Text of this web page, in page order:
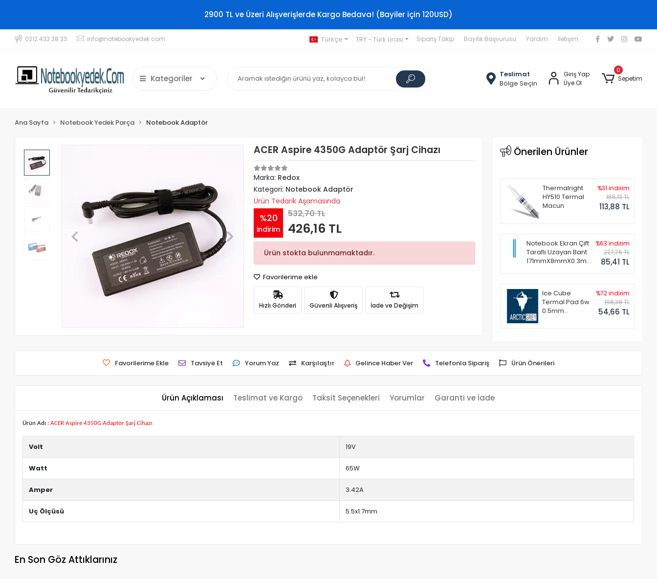
2900 TL ve Üzeri Alışverişlerde Kargo Bedava! (Bayiler için 120USD)
0212 433 38 33 info@notebookyedek.com Türkçe TRY - Türk Lirası Sipariş Takip Bayilik Başvurusu Yardım İletişim
Kategoriler
Teslimat
Bölge Seçin
Giriş Yap
Üye Ol
0
Sepetim
Ana Sayfa Notebook Yedek Parça Notebook Adaptör
ACER Aspire 4350G Adaptör Şarj Cihazı
Marka: Redox
Kategori: Notebook Adaptör
Ürün Tedarik Aşamasında
%20
indirim
532,70 TL
426,16 TL
Ürün stokta bulunmamaktadır.
Favorilerime ekle
Hızlı Gönderi Güvenli Alışveriş İade ve Değişim
Önerilen Ürünler
Thermalright
HY510 Termal
Macun
%31 indirim
165,13 TL
113,88 TL
Notebook Ekran Çift
Taraflı Uzayan Bant
171mmX8mmX0.3mm
%63 indirim
227,76 TL
85,41 TL
Ice Cube
Termal Pad 6w
0.5mm
%72 indirim
198,38 TL
54,66 TL
Favorilerime Ekle Tavsiye Et Yorum Yaz Karşılaştır Gelince Haber Ver Telefonla Sipariş Ürün Önerileri
Ürün Açıklaması Teslimat ve Kargo Taksit Seçenekleri Yorumlar Garanti ve İade
Ürün Adı : ACER Aspire 4350G Adaptör Şarj Cihazı
Volt 19V
Watt 65W
Amper 3.42A
Uç Ölçüsü 5.5x1.7mm
En Son Göz Attıklarınız